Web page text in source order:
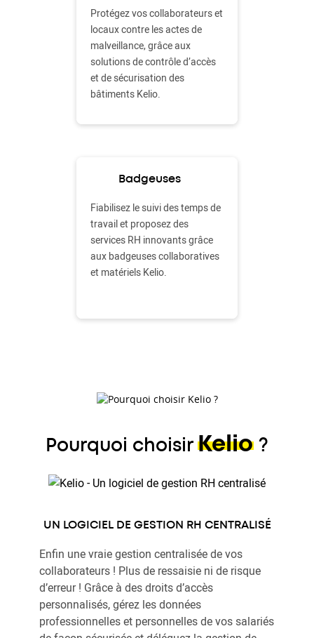
Protégez vos collaborateurs et
locaux contre les actes de
malveillance, grâce aux
solutions de contrôle d’accès
et de sécurisation des
bâtiments Kelio.
Badgeuses
Fiabilisez le suivi des temps de
travail et proposez des
services RH innovants grâce
aux badgeuses collaboratives
et matériels Kelio.
Pourquoi choisir Kelio ?
UN LOGICIEL DE GESTION RH CENTRALISÉ
Enfin une vraie gestion centralisée de vos
collaborateurs ! Plus de ressaisie ni de risque
d’erreur ! Grâce à des droits d’accès
personnalisés, gérez les données
professionnelles et personnelles de vos salariés